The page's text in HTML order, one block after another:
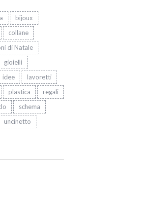
bijoux
collane
di Natale
gioielli
idee
lavoretti
plastica
regali
schema
uncinetto